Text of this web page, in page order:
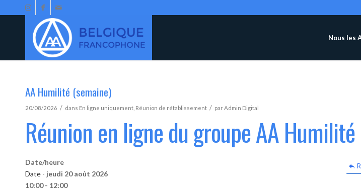
Nous les
AA Humilité (semaine)
20/08/2026 / dans En ligne uniquement Réunion de rétablissement / parAdmin Digital
Réunion en ligne du groupe AA Humilité
Date/heure
Date - jeudi 20 août 2026
10:00 - 12:00